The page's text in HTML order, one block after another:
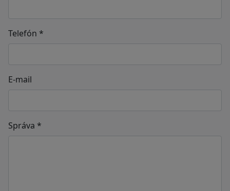
Telefón *
E-mail
Správa *